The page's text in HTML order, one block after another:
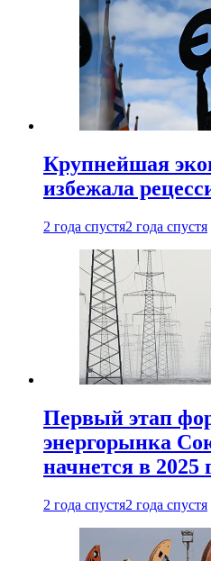
Крупнейшая
избежала
2 года спустя2 года спустя
Первый этап
энергорынка
начнется в 2025
2 года спустя2 года спустя